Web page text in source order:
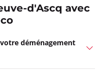
d'Ascq avec
déménagement